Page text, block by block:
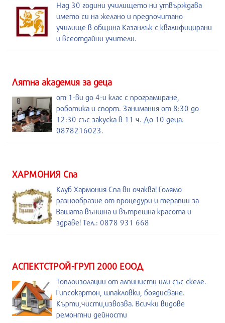
Над 30 години училището ни утвърждава
името си на желано и предпочитано
училище в община Казанлък с квалифицирани
и всеотдайни учители.
Лятна академия за деца
от 1-ви до 4-и клас с програмиране,
роботика и спорт. Занимания от 8:30 до
12:30 със закуска в 11 ч. До 10 деца.
0878216023.
ХАРМОНИЯ Спа
Клуб Хармония Спа ви очаква! Голямо
разнообразие от процедури и терапии за
Вашата външна и вътрешна красота и
здраве! Тел.: 0878 931 668
АСПЕКТСТРОЙ-ГРУП 2000 ЕООД
Топлоизолации от алпинисти или със скеле.
Гипсокартон, шпакловки, боядисване.
Кърти,чисти,извозва. Всички видове
ремонтни дейности